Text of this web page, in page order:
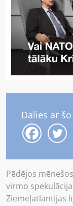
Dalies ar
Pēdējos
virmo
Ziemeļatlantijas